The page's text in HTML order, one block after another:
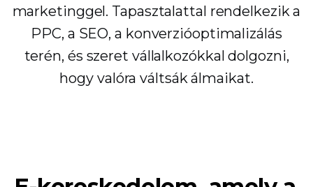
marketinggel. Tapasztalattal rendelkezik a
PPC, a SEO, a konverzióoptimalizálás
terén, és szeret vállalkozókkal dolgozni,
hogy valóra váltsák álmaikat.